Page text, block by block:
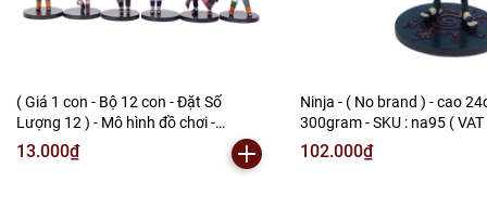
( Giá 1 con - Bộ 12 con - Đặt Số
Lượng 12 ) - Mô hình đồ chơi -
combo12 nhân vật Ninja ( no brand )
Sakura Gaara Shikamaru Itachi
13.000₫
Ninja - ( No brand ) - cao
300gram - SKU : na95 (
80 ) - N3-A1-S20
102.000₫